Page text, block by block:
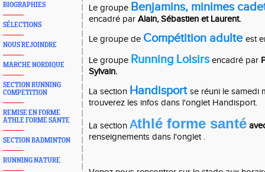
BIOGRAPHIES
SÉLECTIONS
NOUS REJOINDRE
MARCHE NORDIQUE
SECTION RUNNING
COMPETITION
REMISE EN FORME
ATHLE FORME SANTE
SECTION BADMINTON
RUNNING NATURE
Le groupe Benjamins, minimes
encadré par Alain, Sébastien et Laurent.
Le groupe de Compétition adulte est
Le groupe Running Loisirsencadré par
Sylvain.
La section Handisport se réuni le samedi
trouverez les infos dans l'onglet Handisport.
La section Athlé forme santé
renseignements dans l'onglet .